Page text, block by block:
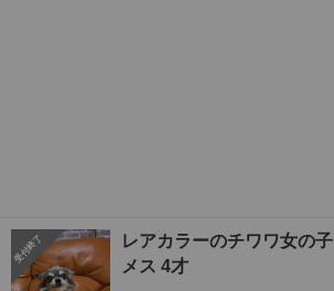
レアカラーのチワワ女の子
メス 4才